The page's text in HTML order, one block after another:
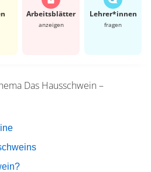
Arbeits­blätter
anzeigen
Lehrer*​innen
fragen
Das Hausschwein –